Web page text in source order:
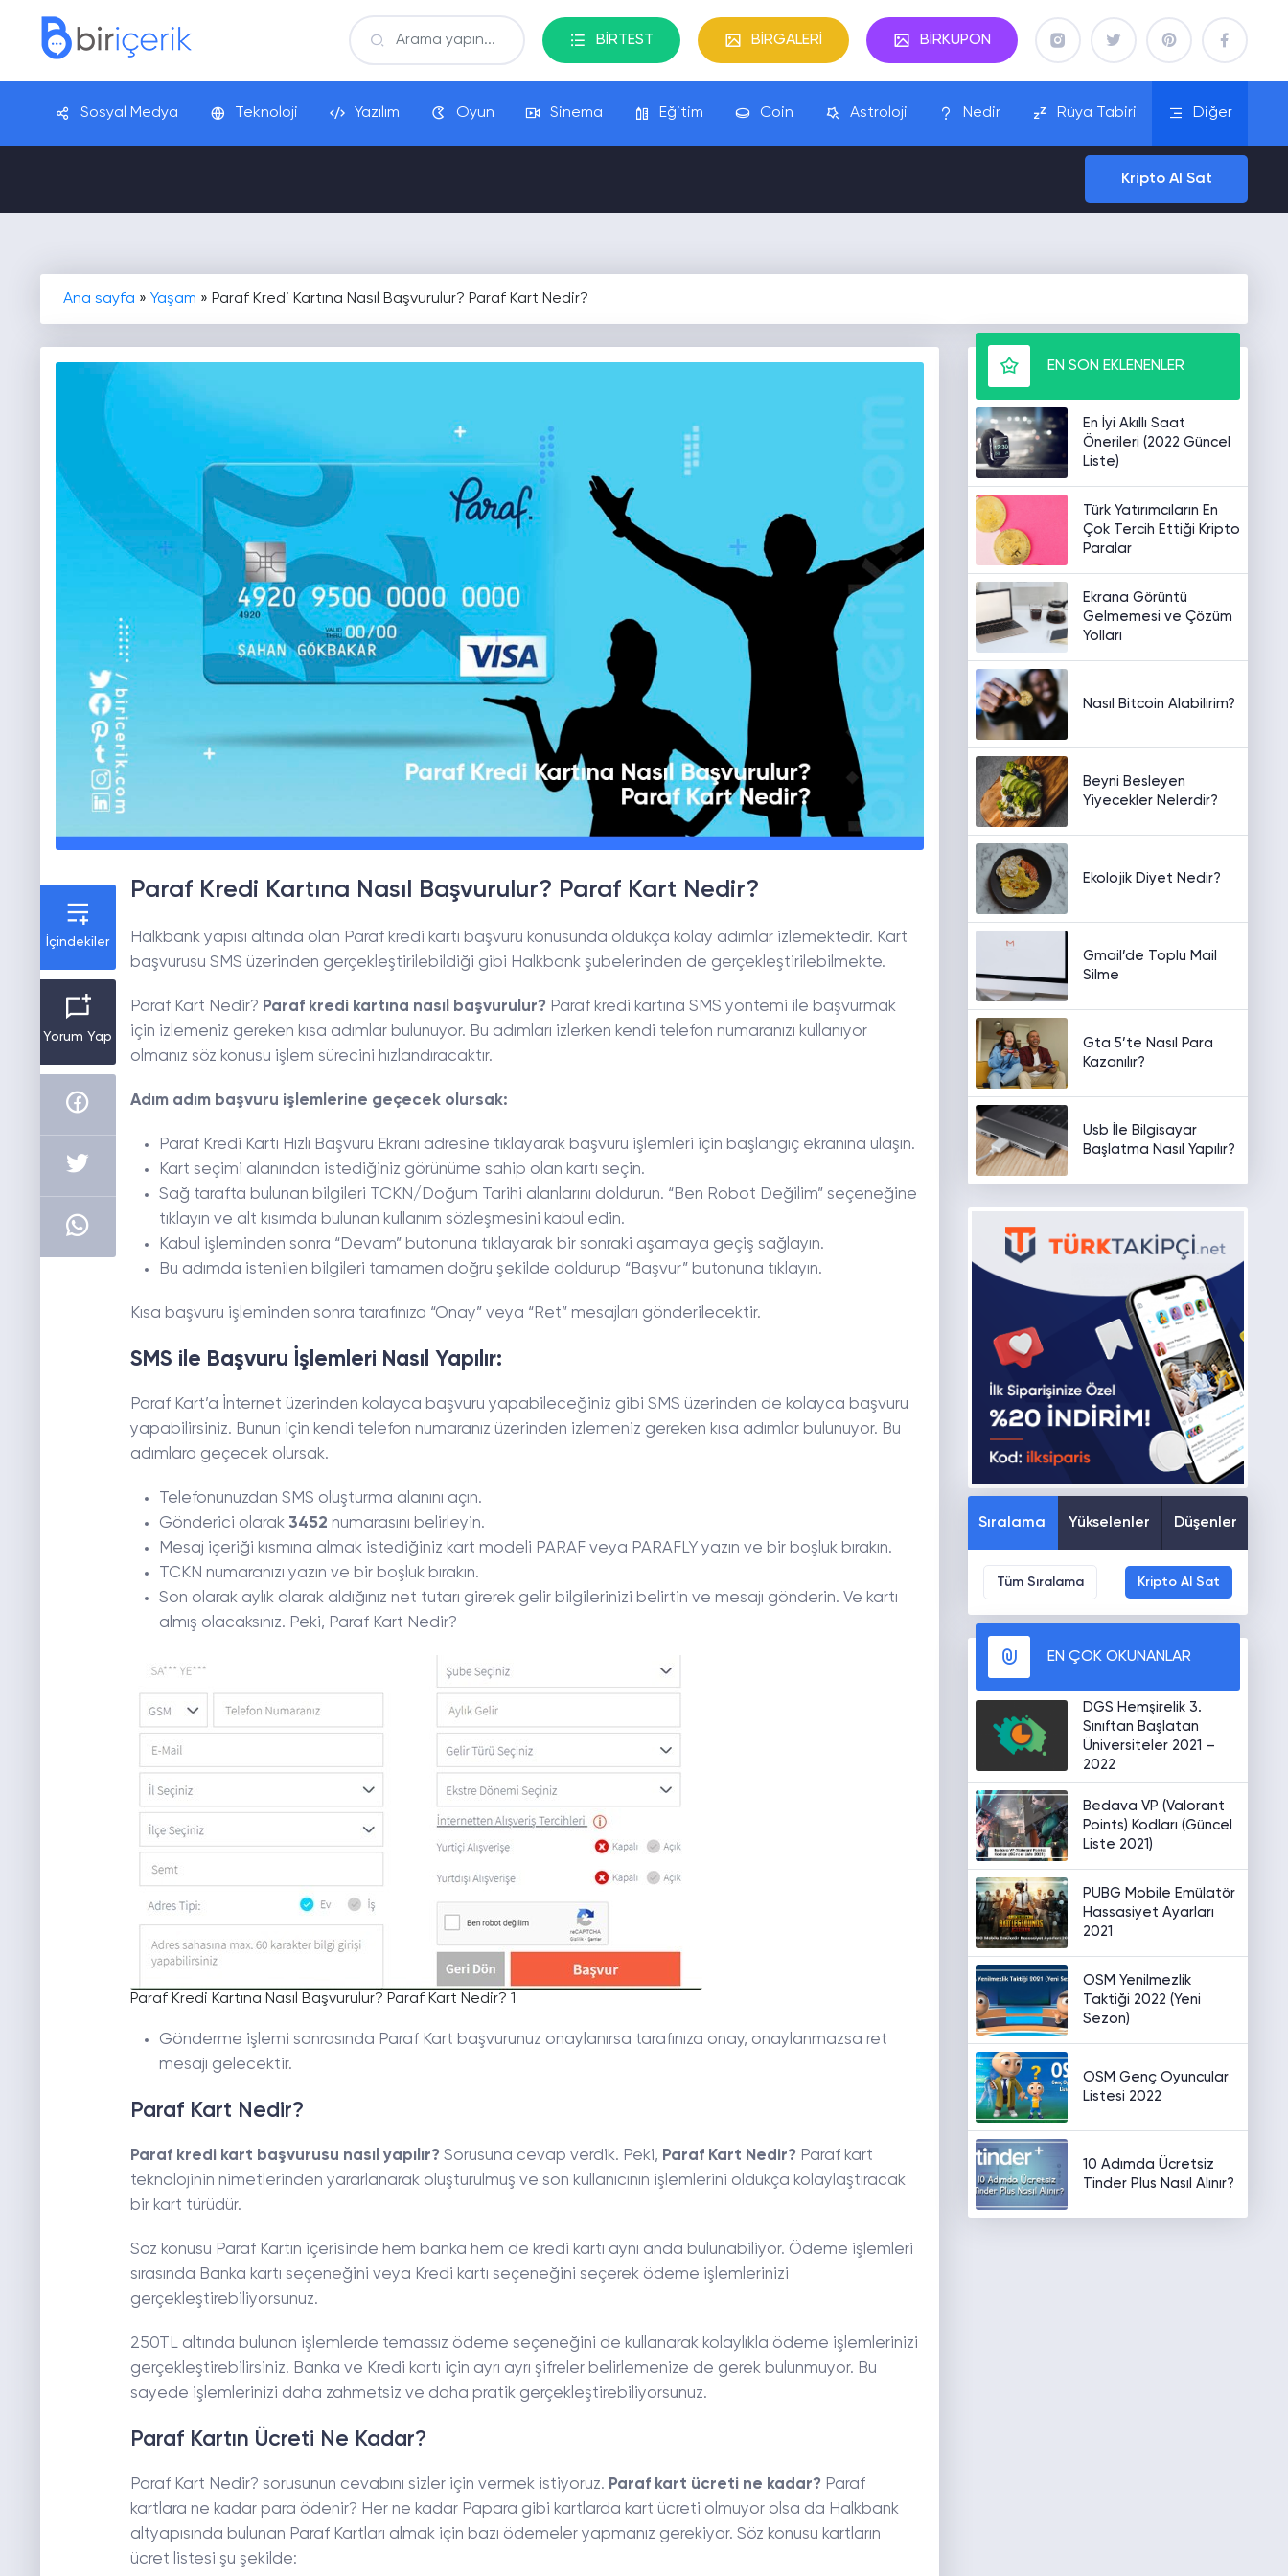
BİRTEST BİRGALERİ BİRKUPON
Sosyal Medya Teknoloji Yazılım Oyun Sinema Eğitim Coin Astroloji Nedir Rüya Tabiri Diğer
Kripto Al Sat
Ana sayfa » Yaşam » Paraf Kredi Kartına Nasıl Başvurulur? Paraf Kart Nedir?
İçindekiler
Yorum Yap
Paraf Kredi Kartına Nasıl Başvurulur? Paraf Kart Nedir?
Halkbank yapısı altında olan Paraf kredi kartı başvuru konusunda oldukça kolay adımlar izlemektedir. Kart
başvurusu SMS üzerinden gerçekleştirilebildiği gibi Halkbank şubelerinden de gerçekleştirilebilmekte.
Paraf Kart Nedir? Paraf kredi kartına nasıl başvurulur? Paraf kredi kartına SMS yöntemi ile başvurmak
için izlemeniz gereken kısa adımlar bulunuyor. Bu adımları izlerken kendi telefon numaranızı kullanıyor
olmanız söz konusu işlem sürecini hızlandıracaktır.
Adım adım başvuru işlemlerine geçecek olursak:
Paraf Kredi Kartı Hızlı Başvuru Ekranı adresine tıklayarak başvuru işlemleri için başlangıç ekranına ulaşın.
Kart seçimi alanından istediğiniz görünüme sahip olan kartı seçin.
Sağ tarafta bulunan bilgileri TCKN/Doğum Tarihi alanlarını doldurun. “Ben Robot Değilim” seçeneğine
tıklayın ve alt kısımda bulunan kullanım sözleşmesini kabul edin.
Kabul işleminden sonra “Devam” butonuna tıklayarak bir sonraki aşamaya geçiş sağlayın.
Bu adımda istenilen bilgileri tamamen doğru şekilde doldurup “Başvur” butonuna tıklayın.
Kısa başvuru işleminden sonra tarafınıza “Onay” veya “Ret” mesajları gönderilecektir.
SMS ile Başvuru İşlemleri Nasıl Yapılır:
Paraf Kart’a İnternet üzerinden kolayca başvuru yapabileceğiniz gibi SMS üzerinden de kolayca başvuru
yapabilirsiniz. Bunun için kendi telefon numaranız üzerinden izlemeniz gereken kısa adımlar bulunuyor. Bu
adımlara geçecek olursak.
Telefonunuzdan SMS oluşturma alanını açın.
Gönderici olarak 3452 numarasını belirleyin.
Mesaj içeriği kısmına almak istediğiniz kart modeli PARAF veya PARAFLY yazın ve bir boşluk bırakın.
TCKN numaranızı yazın ve bir boşluk bırakın.
Son olarak aylık olarak aldığınız net tutarı girerek gelir bilgilerinizi belirtin ve mesajı gönderin. Ve kartı
almış olacaksınız. Peki, Paraf Kart Nedir?
Paraf Kredi Kartına Nasıl Başvurulur? Paraf Kart Nedir? 1
Gönderme işlemi sonrasında Paraf Kart başvurunuz onaylanırsa tarafınıza onay, onaylanmazsa ret
mesajı gelecektir.
Paraf Kart Nedir?
Paraf kredi kart başvurusu nasıl yapılır? Sorusuna cevap verdik. Peki, Paraf Kart Nedir? Paraf kart
teknolojinin nimetlerinden yararlanarak oluşturulmuş ve son kullanıcının işlemlerini oldukça kolaylaştıracak
bir kart türüdür.
Söz konusu Paraf Kartın içerisinde hem banka hem de kredi kartı aynı anda bulunabiliyor. Ödeme işlemleri
sırasında Banka kartı seçeneğini veya Kredi kartı seçeneğini seçerek ödeme işlemlerinizi
gerçekleştirebiliyorsunuz.
250TL altında bulunan işlemlerde temassız ödeme seçeneğini de kullanarak kolaylıkla ödeme işlemlerinizi
gerçekleştirebilirsiniz. Banka ve Kredi kartı için ayrı ayrı şifreler belirlemenize de gerek bulunmuyor. Bu
sayede işlemlerinizi daha zahmetsiz ve daha pratik gerçekleştirebiliyorsunuz.
Paraf Kartın Ücreti Ne Kadar?
Paraf Kart Nedir? sorusunun cevabını sizler için vermek istiyoruz. Paraf kart ücreti ne kadar? Paraf
kartlara ne kadar para ödenir? Her ne kadar Papara gibi kartlarda kart ücreti olmuyor olsa da Halkbank
altyapısında bulunan Paraf Kartları almak için bazı ödemeler yapmanız gerekiyor. Söz konusu kartların
ücret listesi şu şekilde:
EN SON EKLENENLER
En İyi Akıllı Saat
Önerileri (2022 Güncel
Liste)
Türk Yatırımcıların En
Çok Tercih Ettiği Kripto
Paralar
Ekrana Görüntü
Gelmemesi ve Çözüm
Yolları
Nasıl Bitcoin Alabilirim?
Beyni Besleyen
Yiyecekler Nelerdir?
Ekolojik Diyet Nedir?
Gmail’de Toplu Mail
Silme
Gta 5’te Nasıl Para
Kazanılır?
Usb İle Bilgisayar
Başlatma Nasıl Yapılır?
Sıralama Yükselenler Düşenler
Tüm Sıralama Kripto Al Sat
EN ÇOK OKUNANLAR
DGS Hemşirelik 3.
Sınıftan Başlatan
Üniversiteler 2021 –
2022
Bedava VP (Valorant
Points) Kodları (Güncel
Liste 2021)
PUBG Mobile Emülatör
Hassasiyet Ayarları
2021
OSM Yenilmezlik
Taktiği 2022 (Yeni
Sezon)
OSM Genç Oyuncular
Listesi 2022
10 Adımda Ücretsiz
Tinder Plus Nasıl Alınır?